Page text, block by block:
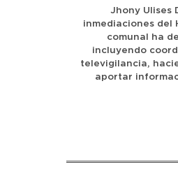
Jhony Ulises
inmediaciones del
comunal ha
incluyendo
televigilancia,
aportar